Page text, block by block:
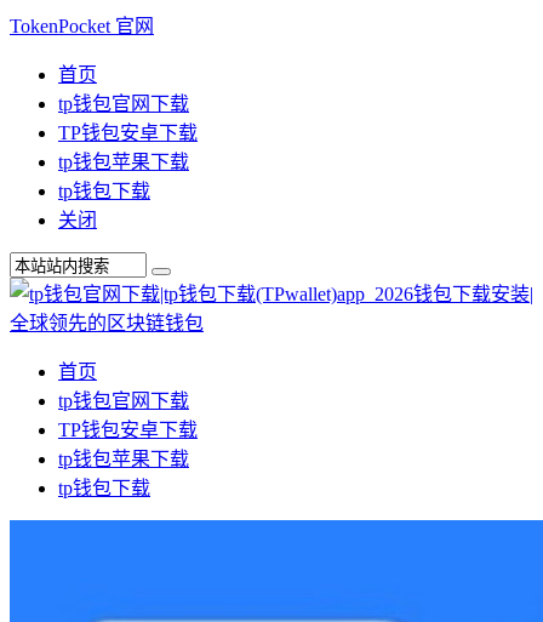
TokenPocket 官网
首页
tp钱包官网下载
TP钱包安卓下载
tp钱包苹果下载
tp钱包下载
关闭
首页
tp钱包官网下载
TP钱包安卓下载
tp钱包苹果下载
tp钱包下载